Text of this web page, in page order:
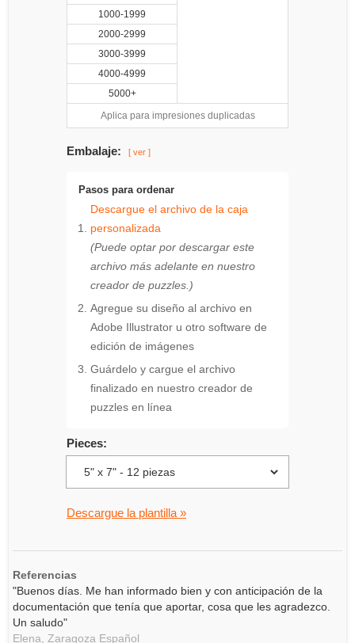
1000-1999
2000-2999
3000-3999
4000-4999
5000+
Aplica para impresiones duplicadas
Embalaje: [ ver ]
Pasos para ordenar
Descargue el archivo de la caja
personalizada
(Puede optar por descargar este
archivo más adelante en nuestro
creador de puzzles.)
Agregue su diseño al archivo en
Adobe Illustrator u otro software de
edición de imágenes
Guárdelo y cargue el archivo
finalizado en nuestro creador de
puzzles en línea
Pieces:
Descargue la plantilla »
Referencias
"Buenos días. Me han informado bien y con anticipación de la
documentación que tenía que aportar, cosa que les agradezco.
Un saludo"
Elena,
Zaragoza Español